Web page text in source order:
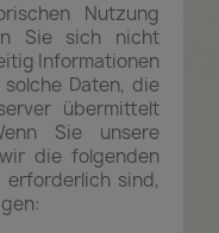
Nutzung
Sie sich nicht
Informationen
Daten, die
übermittelt
Sie unsere
die folgenden
sind,